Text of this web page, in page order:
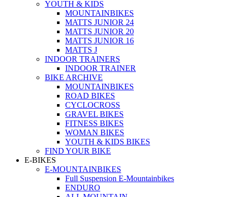
YOUTH & KIDS
MOUNTAINBIKES
MATTS JUNIOR 24
MATTS JUNIOR 20
MATTS JUNIOR 16
MATTS J
INDOOR TRAINERS
INDOOR TRAINER
BIKE ARCHIVE
MOUNTAINBIKES
ROAD BIKES
CYCLOCROSS
GRAVEL BIKES
FITNESS BIKES
WOMAN BIKES
YOUTH & KIDS BIKES
FIND YOUR BIKE
E-BIKES
E-MOUNTAINBIKES
Full Suspension E-Mountainbikes
ENDURO